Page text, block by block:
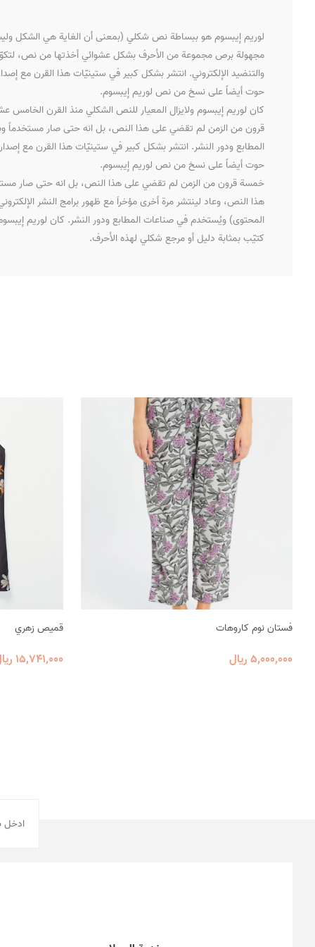
لوريم إيبسوم هو ببساطة نص شكلي (بمعنى أن الغاية هي الشكل
مجهولة برص مجموعة من الأحرف بشكل عشوائي أخذتها من نص،
والتنضيد الإلكتروني. انتشر بشكل كبير في ستينيّات هذا القرن مع
حوت أيضاً على نسخ من نص لوريم إيبسوم.
كان لوريم إيبسوم ولايزال المعيار للنص الشكلي منذ القرن
قرون من الزمن لم تقضي على هذا النص، بل انه حتى صار مستخدماً
المطابع ودور النشر. انتشر بشكل كبير في ستينيّات هذا القرن مع
حوت أيضاً على نسخ من نص لوريم إيبسوم.
خمسة قرون من الزمن لم تقضي على هذا النص، بل انه حتى صار
هذا النص، وعاد لينتشر مرة أخرى مؤخراَ مع ظهور برامج النشر
المحتوى) ويُستخدم في صناعات المطابع ودور النشر. كان لوريم
كتيّب بمثابة دليل أو مرجع شكلي لهذه الأحرف.
فستان نوم كاروهات
5٬000٬000 ریال
قميص زهري
15٬741٬000 ریال